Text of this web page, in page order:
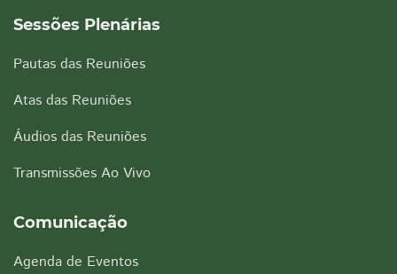
Sessões Plenárias
Pautas das Reuniões
Atas das Reuniões
Áudios das Reuniões
Transmissões Ao Vivo
Comunicação
Agenda de Eventos